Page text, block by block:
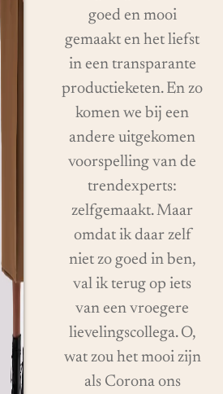
goed en mooi
gemaakt en het liefst
in een transparante
productieketen. En zo
komen we bij een
andere uitgekomen
voorspelling van de
trendexperts:
zelfgemaakt. Maar
omdat ik daar zelf
niet zo goed in ben,
val ik terug op iets
van een vroegere
lievelingscollega. O,
wat zou het mooi zijn
als Corona ons